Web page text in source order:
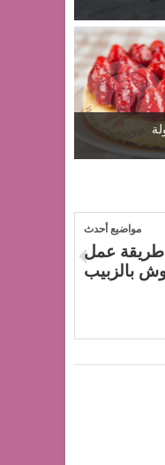
مواضيع أحدث
طريقة عمل
بالزبيب